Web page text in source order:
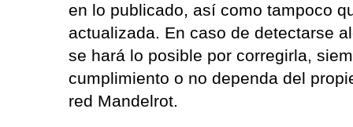
en lo publicado, así como tampoco
actualizada. En caso de detectarse
se hará lo posible por corregirla,
cumplimiento o no dependa del
red Mandelrot.